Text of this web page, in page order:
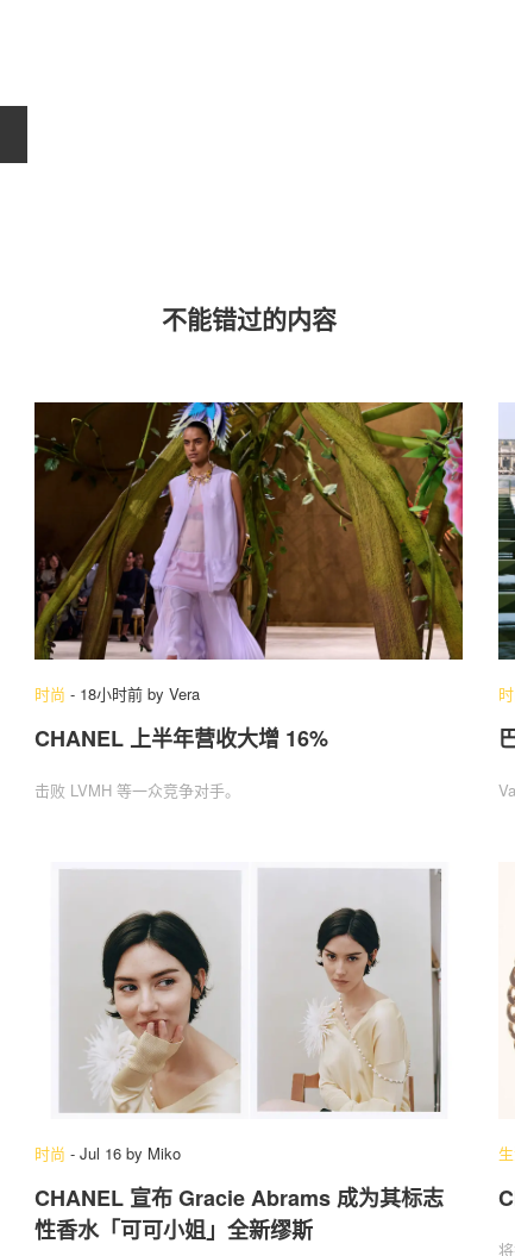
不能错过的内容
时尚 - 18小时前 by Vera
CHANEL 上半年营收大增 16%
击败 LVMH 等一众竞争对手。
时尚 - Jul 16 by Miko
CHANEL 宣布 Gracie Abrams 成为其标志
性香水「可可小姐」全新缪斯